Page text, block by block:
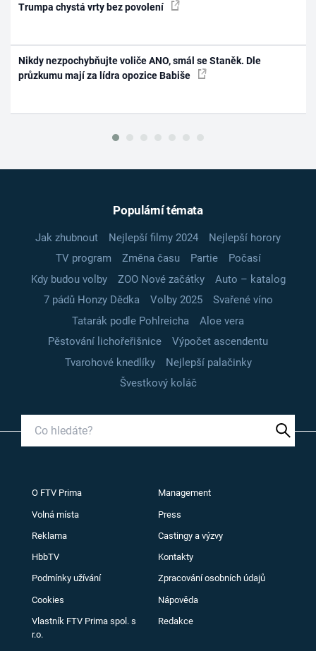
Trumpa chystá vrty bez povolení
Nikdy nezpochybňujte voliče ANO, smál se Staněk. Dle
průzkumu mají za lídra opozice Babiše
Populární témata
Jak zhubnout Nejlepší filmy 2024
Nejlepší horory
TV program
Změna času Partie
Počasí
Kdy budou volby
ZOO Nové začátky
Auto – katalog
7 pádů Honzy Dědka
Volby 2025
Svařené víno
Tatarák podle Pohlreicha
Aloe vera
Pěstování lichořeřišnice
Výpočet ascendentu
Tvarohové knedlíky
Nejlepší palačinky
Švestkový koláč
O FTV Prima Management
Volná místa Press
Reklama Castingy a výzvy
HbbTV Kontakty
Podmínky užívání Zpracování osobních údajů
Cookies Nápověda
Vlastník FTV Prima spol. s
r.o.
Redakce